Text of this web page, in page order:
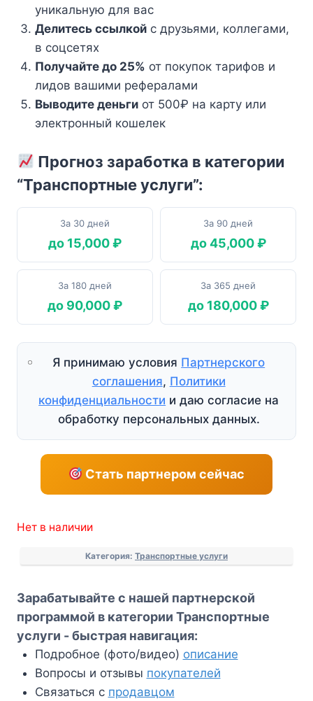
уникальную для вас
Делитесь ссылкойс друзьями, коллегами,
в соцсетях
Получайте до 25% от покупок тарифов и
лидов вашими рефералами
Выводите деньгиот 500₽ на карту или
электронный кошелек
Прогноз заработка в категории
“Транспортные услуги”:
За 30 дней
до 15,000 ₽
За 90 дней
до 45,000 ₽
За 180 дней
до 90,000 ₽
За 365 дней
до 180,000 ₽
Я принимаю условия Партнерского
соглашения, Политики
конфиденциальности и даю согласие на
обработку персональных данных.
Стать партнером сейчас
Нет в наличии
Категория: Транспортные услуги
Зарабатывайте с нашей партнерской
программой в категории Транспортные
услуги - быстрая навигация:
Подробное (фото/видео) описание
Вопросы и отзывы покупателей
Связаться с продавцом